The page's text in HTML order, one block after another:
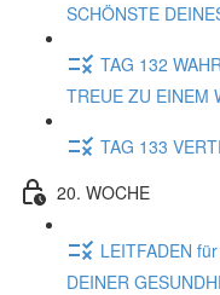
SCHÖNSTE
TAG 132
TREUE ZU EINEM
TAG 133
20. WOCHE
LEITFADEN
DEINER